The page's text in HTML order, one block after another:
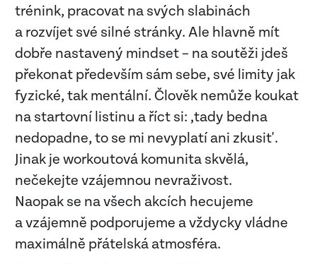
trénink, pracovat na svých slabinách
a rozvíjet své silné stránky. Ale hlavně mít
dobře nastavený mindset – na soutěži jdeš
překonat především sám sebe, své limity jak
fyzické, tak mentální. Člověk nemůže koukat
na startovní listinu a říct si: ‚tady bedna
nedopadne, to se mi nevyplatí ani zkusit'.
Jinak je workoutová komunita skvělá,
nečekejte vzájemnou nevraživost.
Naopak se na všech akcích hecujeme
a vzájemně podporujeme a vždycky vládne
maximálně přátelská atmosféra.